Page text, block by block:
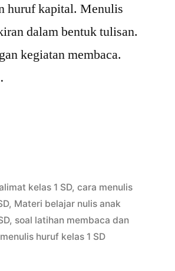
huruf kapital. Menulis
dalam bentuk tulisan.
kegiatan membaca.
kelas 1 SD,cara menulis
, Materi belajar nulis anak
, soal latihan membaca dan
huruf kelas 1 SD